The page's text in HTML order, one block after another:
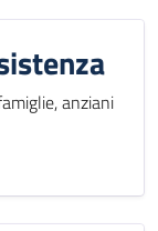
anziani